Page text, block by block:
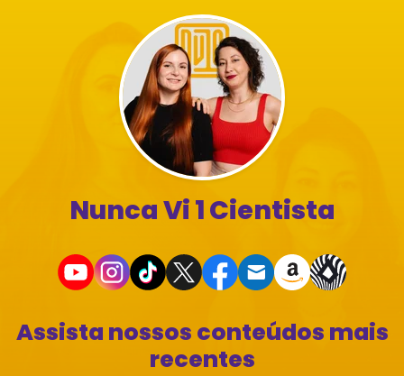
Nunca Vi 1 Cientista
Assista nossos conteúdos mais
recentes